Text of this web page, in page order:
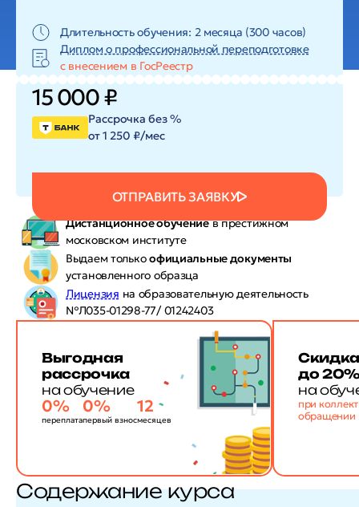
Длительность обучения: 2 месяца (300 часов)
Диплом о профессиональной переподготовке
с внесением в ГосРеестр
15 000 ₽
ОТПРАВИТЬ ЗАЯВКУ
Рассрочка без %
от 1 250 ₽/мес
Дистанционное обучениев престижном
московском институте
Выдаем толькоофициальные документы
установленного образца
Лицензия на образовательную деятельность
№Л035-01298-77/ 01242403
Выгодная
рассрочка
на обучение
0%
переплата
0%
первый взнос
12
месяцев
до
на
при
обращении
Содержание курса